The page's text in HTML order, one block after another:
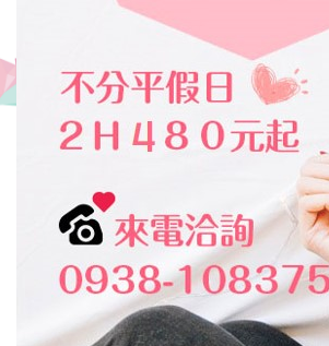
市,
单